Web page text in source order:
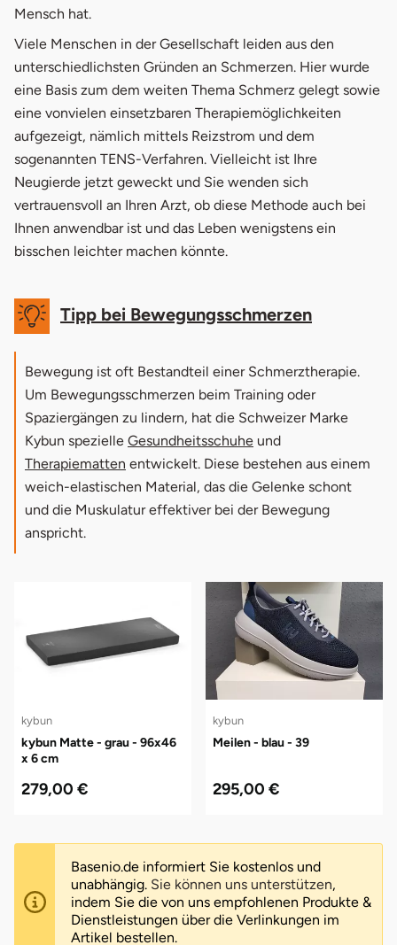
Mensch hat.
Viele Menschen in der Gesellschaft leiden aus den
unterschiedlichsten Gründen an Schmerzen. Hier wurde
eine Basis zum dem weiten Thema Schmerz gelegt sowie
eine vonvielen einsetzbaren Therapiemöglichkeiten
aufgezeigt, nämlich mittels Reizstrom und dem
sogenannten TENS-Verfahren. Vielleicht ist Ihre
Neugierde jetzt geweckt und Sie wenden sich
vertrauensvoll an Ihren Arzt, ob diese Methode auch bei
Ihnen anwendbar ist und das Leben wenigstens ein
bisschen leichter machen könnte.
Tipp bei Bewegungsschmerzen
Bewegung ist oft Bestandteil einer Schmerztherapie.
Um Bewegungsschmerzen beim Training oder
Spaziergängen zu lindern, hat die Schweizer Marke
Kybun spezielle Gesundheitsschuhe und
Therapiematten entwickelt. Diese bestehen aus einem
weich-elastischen Material, das die Gelenke schont
und die Muskulatur effektiver bei der Bewegung
anspricht.
kybun
kybun Matte - grau - 96x46
x 6 cm
279,00 €
kybun
Meilen - blau - 39
295,00 €
Basenio.de informiert Sie kostenlos und
unabhängig. Sie können uns unterstützen,
indem Sie die von uns empfohlenen Produkte &
Dienstleistungen über die Verlinkungen im
Artikel bestellen.